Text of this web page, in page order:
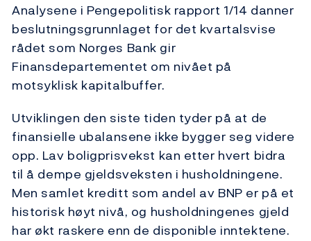
Analysene i Pengepolitisk rapport 1/14 danner
beslutningsgrunnlaget for det kvartalsvise
rådet som Norges Bank gir
Finansdepartementet om nivået på
motsyklisk kapitalbuffer.
Utviklingen den siste tiden tyder på at de
finansielle ubalansene ikke bygger seg videre
opp. Lav boligprisvekst kan etter hvert bidra
til å dempe gjeldsveksten i husholdningene.
Men samlet kreditt som andel av BNP er på et
historisk høyt nivå, og husholdningenes gjeld
har økt raskere enn de disponible inntektene.